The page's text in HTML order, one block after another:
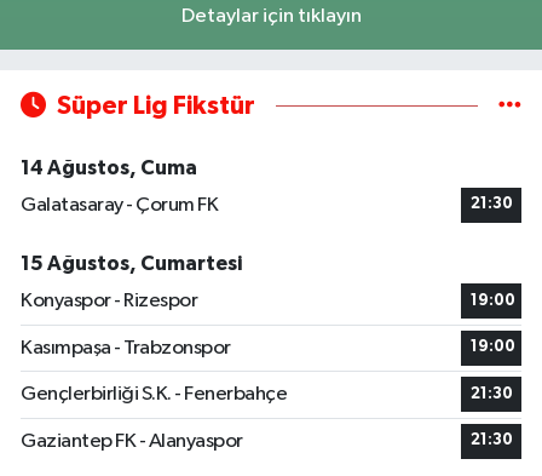
Detaylar için tıklayın
Süper Lig Fikstür
14 Ağustos, Cuma
Galatasaray - Çorum FK
21:30
15 Ağustos, Cumartesi
Konyaspor - Rizespor
19:00
Kasımpaşa - Trabzonspor 19:00
Gençlerbirliği S.K. - Fenerbahçe 21:30
Gaziantep FK - Alanyaspor 21:30